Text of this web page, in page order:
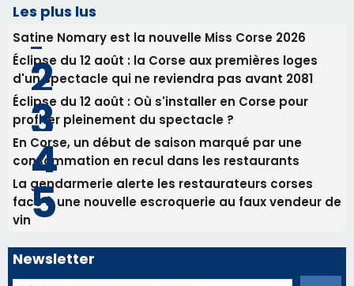
consommation en recul dans les restaurants
La gendarmerie alerte les restaurateurs corses
face à une nouvelle escroquerie au faux vendeur de
vin
Newsletter
Inscrivez-vous à la newsletter de CNI et recevez par
email les infos les plus importantes et une sélection de
nos meilleurs articles